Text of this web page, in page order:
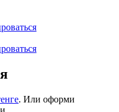
. Или оформи